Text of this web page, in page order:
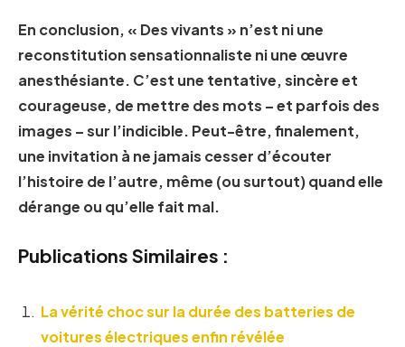
En conclusion, « Des vivants » n’est ni une
reconstitution sensationnaliste ni une œuvre
anesthésiante. C’est une tentative, sincère et
courageuse, de mettre des mots – et parfois des
images – sur l’indicible. Peut-être, finalement,
une invitation à ne jamais cesser d’écouter
l’histoire de l’autre, même (ou surtout) quand elle
dérange ou qu’elle fait mal.
Publications Similaires :
La vérité choc sur la durée des batteries de
voitures électriques enfin révélée